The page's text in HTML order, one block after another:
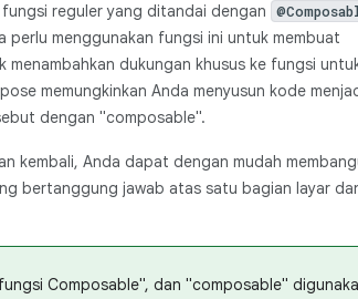
reguler yang ditandai dengan
menggunakan fungsi ini untuk membuat
dukungan khusus ke fungsi
memungkinkan Anda menyusun kode
dengan "composable".
kembali, Anda dapat dengan mudah
bertanggung jawab atas satu bagian layar
Composable", dan "composable"